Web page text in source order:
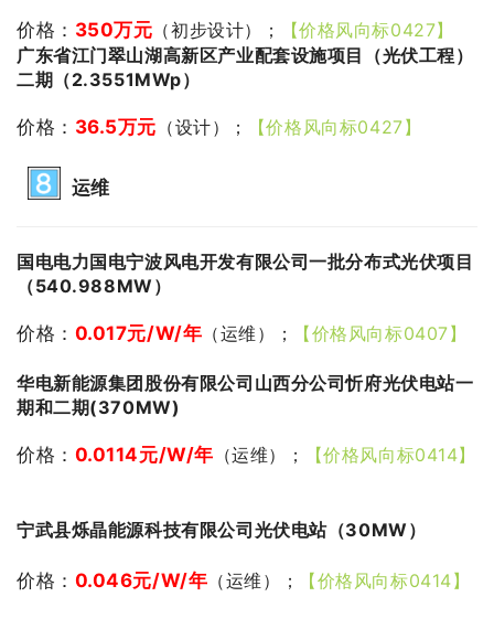
价格： 350万元 （初步设计）；
【价格风向标0427】
广东省江门翠山湖高新区产业配套设施项目（光伏工程）
二期（2.3551MWp）
价格： 36.5万元 （设计）； 【价格风向标0427】
运维
国电电力国电宁波风电开发有限公司一批分布式光伏项目
（540.988MW）
价格： 0.017元/W/年 （运维）； 【价格风向标0407】
华电新能源集团股份有限公司山西分公司忻府光伏电站一
期和二期(370MW)
价格： 0.0114元/W/年 （运维）； 【价格风向标0414】
宁武县烁晶能源科技有限公司光伏电站（30MW）
价格： 0.046元/W/年 （运维）； 【价格风向标0414】